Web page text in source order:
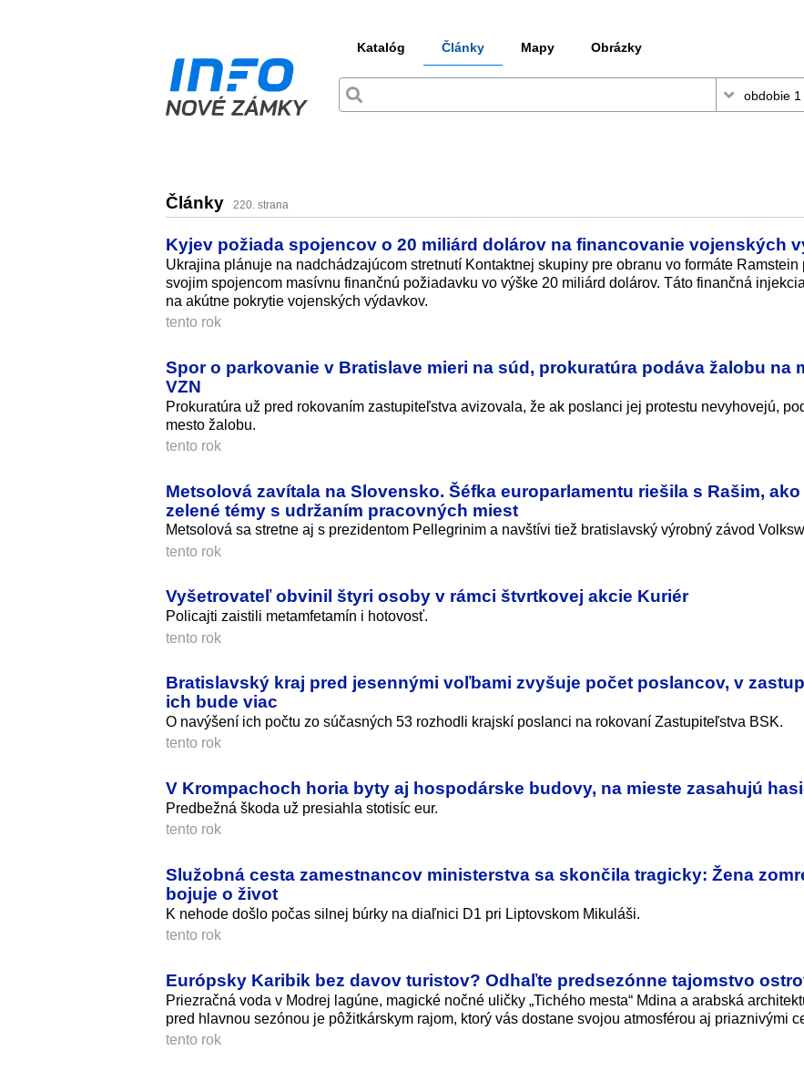
Katalóg Články Mapy Obrázky
Články 220. strana
Kyjev požiada spojencov o 20 miliárd dolárov na financovanie vojenských
Ukrajina plánuje na nadchádzajúcom stretnutí Kontaktnej skupiny pre obranu vo formáte
svojim spojencom masívnu finančnú požiadavku vo výške 20 miliárd dolárov. Táto finančná
na akútne pokrytie vojenských výdavkov.
tento rok
Spor o parkovanie v Bratislave mieri na súd, prokuratúra podáva žalobu na
VZN
Prokuratúra už pred rokovaním zastupiteľstva avizovala, že ak poslanci jej protestu nevyhovejú,
mesto žalobu.
tento rok
Metsolová zavítala na Slovensko. Šéfka europarlamentu riešila s Rašim,
zelené témy s udržaním pracovných miest
Metsolová sa stretne aj s prezidentom Pellegrinim a navštívi tiež bratislavský výrobný závod
tento rok
Vyšetrovateľ obvinil štyri osoby v rámci štvrtkovej akcie Kuriér
Policajti zaistili metamfetamín i hotovosť.
tento rok
Bratislavský kraj pred jesennými voľbami zvyšuje počet poslancov, v
ich bude viac
O navýšení ich počtu zo súčasných 53 rozhodli krajskí poslanci na rokovaní Zastupiteľstva BSK.
tento rok
V Krompachoch horia byty aj hospodárske budovy, na mieste zasahujú
Predbežná škoda už presiahla stotisíc eur.
tento rok
Služobná cesta zamestnancov ministerstva sa skončila tragicky: Žena
bojuje o život
K nehode došlo počas silnej búrky na diaľnici D1 pri Liptovskom Mikuláši.
tento rok
Európsky Karibik bez davov turistov? Odhaľte predsezónne tajomstvo
Priezračná voda v Modrej lagúne, magické nočné uličky „Tichého mesta“ Mdina a arabská
pred hlavnou sezónou je pôžitkárskym rajom, ktorý vás dostane svojou atmosférou aj priaznivými
tento rok